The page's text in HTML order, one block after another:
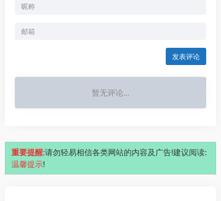
发表评论
暂无评论...
重要提醒:请勿轻易相信各类网站的内容及广告!建议阅读:
温馨提示!